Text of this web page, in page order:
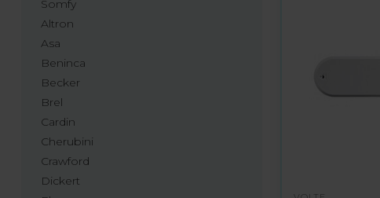
Somfy
Altron
Asa
Beninca
Becker
Brel
Cardin
Cherubini
Crawford
Dickert